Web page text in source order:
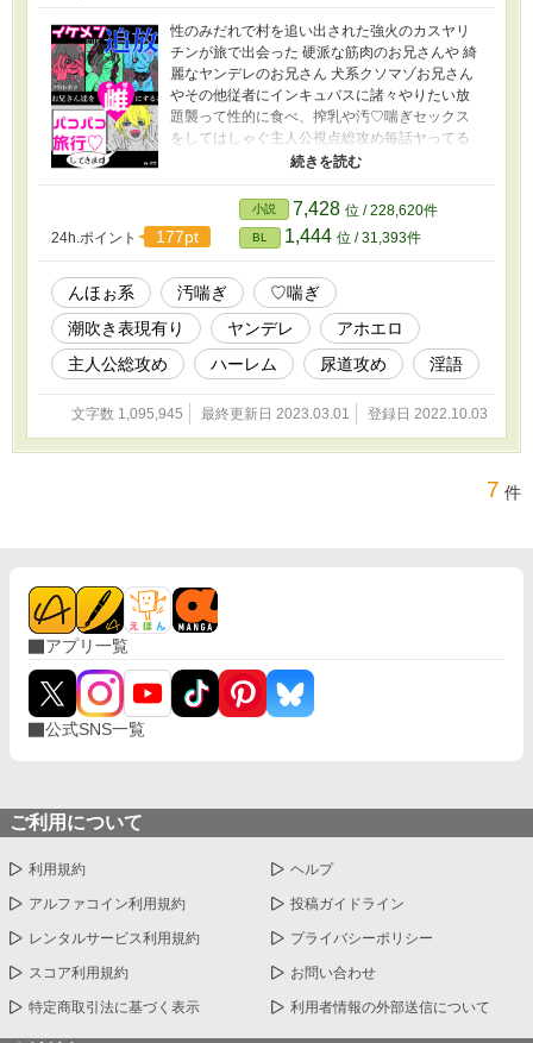
性のみだれで村を追い出された強火のカスヤリ
チンが旅で出会った 硬派な筋肉のお兄さんや 綺
麗なヤンデレのお兄さん 犬系クソマゾお兄さん
やその他従者にインキュバスに諸々やりたい放
題襲って性的に食べ、搾乳や汚♡喘ぎセックス
をしてはしゃぐ主人公視点総攻め毎話ヤってる
低俗ハーレム系ファンタジーBL。 ムーンの転載
です 30話目くらいから汚喘ぎが酷くなります
作者Twitter(@A0o6U)にて間も無く完結ありがと
うアンケート実施中。 お気軽に感想などもお聞
かせください。
24h.ポイント 177pt
小説 7,428 位 / 228,620件
BL 1,444 位 / 31,393件
んほぉ系 汚喘ぎ
♡喘ぎ
潮吹き表現有り
ヤンデレ
アホエロ
主人公総攻め
ハーレム 尿道攻め 淫語
文字数 1,095,945 最終更新日 2023.03.01 登録日 2022.10.03
7 件
アプリ一覧
公式SNS一覧
ご利用について
利用規約 ヘルプ
アルファコイン利用規約 投稿ガイドライン
レンタルサービス利用規約 プライバシーポリシー
スコア利用規約 お問い合わせ
特定商取引法に基づく表示 利用者情報の外部送信について